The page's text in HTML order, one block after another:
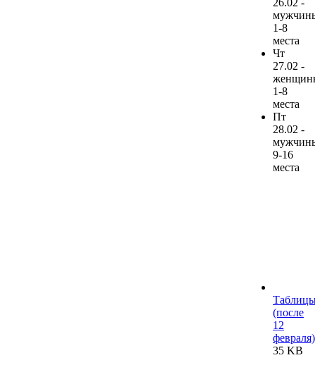
1-8
места
Чт
27.02 -
1-8
места
Пт
28.02 -
9-16
места
(после
12
35 KB